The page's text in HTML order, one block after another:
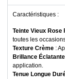
Caractéristiques :
Teinte Vieux Rose
toutes les
Texture Crème :
Brillance Éclatante
application.
Tenue Longue